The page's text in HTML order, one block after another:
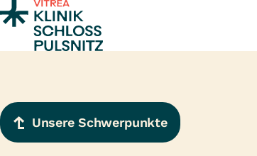
Zum Inhalt springen
Unsere Schwerpunkte